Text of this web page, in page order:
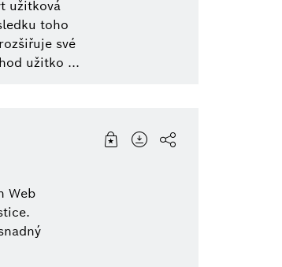
užitková
toho
své
užitko ...
Web